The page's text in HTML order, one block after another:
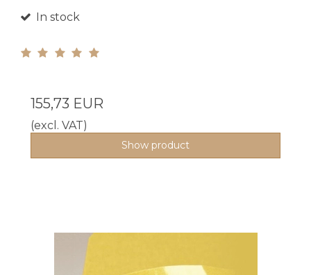
In stock
155,73 EUR
(excl. VAT)
Show product